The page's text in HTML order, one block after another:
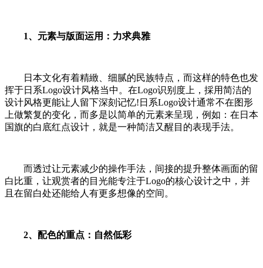
1、元素与版面运用：力求典雅
日本文化有着精緻、细腻的民族特点，而这样的特色也发
挥于日系Logo设计风格当中。在Logo识别度上，採用简洁的
设计风格更能让人留下深刻记忆!日系Logo设计通常不在图形
上做繁复的变化，而多是以简单的元素来呈现，例如：在日本
国旗的白底红点设计，就是一种简洁又醒目的表现手法。
而透过让元素减少的操作手法，间接的提升整体画面的留
白比重，让观赏者的目光能专注于Logo的核心设计之中，并
且在留白处还能给人有更多想像的空间。
2、配色的重点：自然低彩